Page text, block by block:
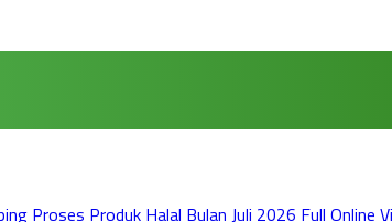
Proses Produk Halal Bulan Juli 2026 Full Online